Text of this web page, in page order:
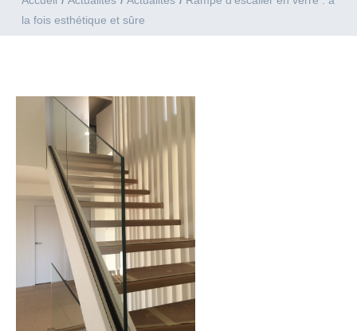
la fois esthétique et sûre